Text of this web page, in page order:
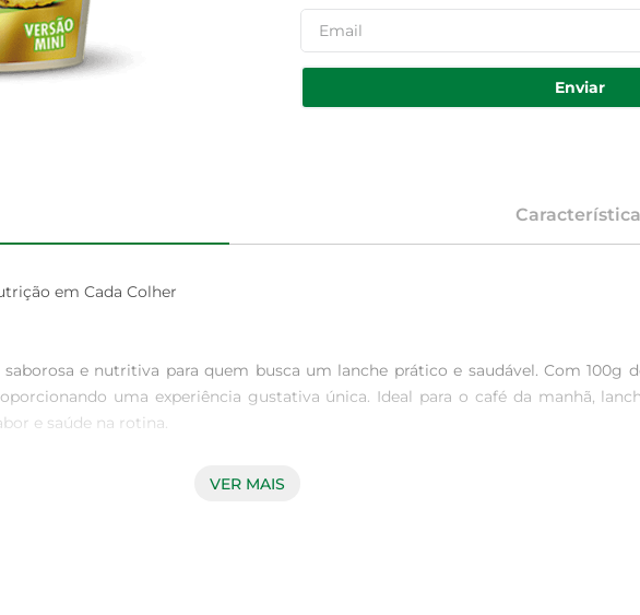
Enviar
em Cada Colher
e nutritiva para quem busca um lanche prático e saudável. Com 100g
uma experiência gustativa única. Ideal para o café da manhã,
e saúde na rotina.
na saúde intestinal e no fortalecimento do sistema imunológico. Além
VER MAIS